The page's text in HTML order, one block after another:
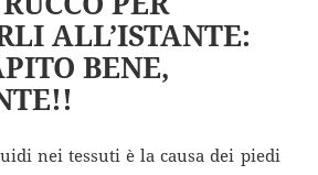
ALL’ISTANTE:
BENE,
nei tessuti è la causa dei piedi